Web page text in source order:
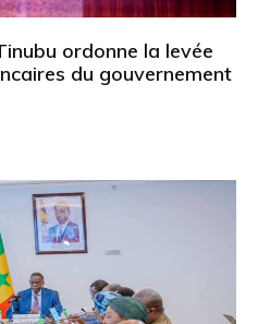
ordonne la levée
du gouvernement